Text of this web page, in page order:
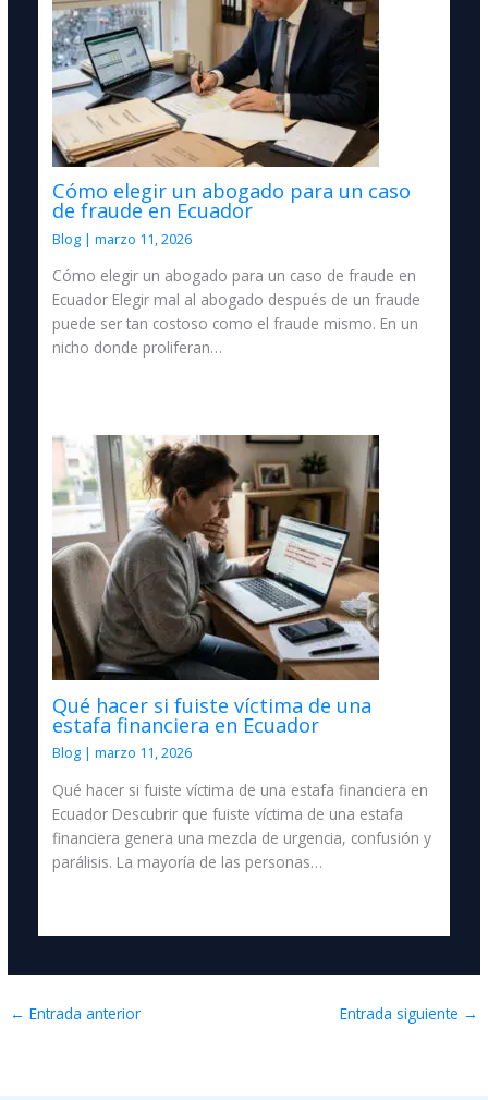
Cómo elegir un abogado para un caso
de fraude en Ecuador
Blog |marzo 11, 2026
Cómo elegir un abogado para un caso de fraude en
Ecuador Elegir mal al abogado después de un fraude
puede ser tan costoso como el fraude mismo. En un
nicho donde proliferan…
Qué hacer si fuiste víctima de una
estafa financiera en Ecuador
Blog |marzo 11, 2026
Qué hacer si fuiste víctima de una estafa financiera en
Ecuador Descubrir que fuiste víctima de una estafa
financiera genera una mezcla de urgencia, confusión y
parálisis. La mayoría de las personas…
← Entrada anterior Entrada siguiente →